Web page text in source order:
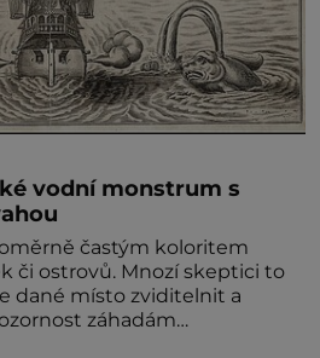
vodní monstrum s
častým koloritem
či ostrovů. Mnozí skeptici to
dané místo zviditelnit a
záhadám